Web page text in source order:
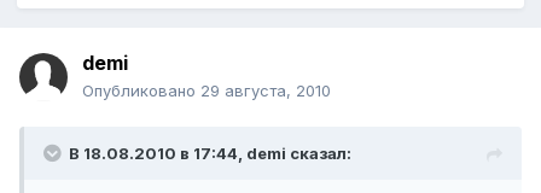
demi
Опубликовано 29 августа, 2010
В 18.08.2010 в 17:44, demi сказал: